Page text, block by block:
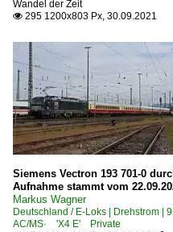
Wandel der Zeit
 295 1200x803 Px, 30.09.2021
Siemens Vectron 193 701-0
Aufnahme stammt vom
Markus Wagner
Deutschland / E-Loks | Drehstrom |
AC/MS· 'X4 E' Private